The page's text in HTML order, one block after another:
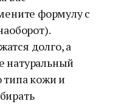
формулу с
долго, а
натуральный
кожи и